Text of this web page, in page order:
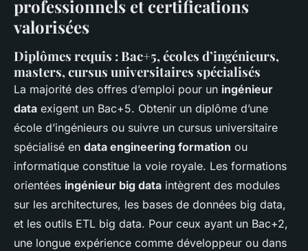
professionnels et certifications
valorisées
Diplômes requis : Bac+5, écoles d’ingénieurs,
masters, cursus universitaires spécialisés
La majorité des offres d’emploi pour un ingénieur
data exigent un Bac+5. Obtenir un diplôme d’une
école d’ingénieurs ou suivre un cursus universitaire
spécialisé en data engineering formation ou
informatique constitue la voie royale. Les formations
orientées ingénieur big data intègrent des modules
sur les architectures, les bases de données big data,
et les outils ETL big data. Pour ceux ayant un Bac+2,
une longue expérience comme développeur ou dans